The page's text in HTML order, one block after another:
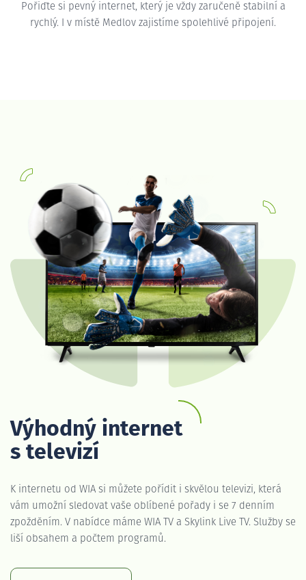
Pořiďte si pevný internet, který je vždy zaručeně stabilní a
rychlý. I v místě Medlov zajistíme spolehlivé připojení.
Výhodný internet
s televizí
K internetu od WIA si můžete pořídit i skvělou televizi, která
vám umožní sledovat vaše oblíbené pořady i se 7 denním
zpožděním. V nabídce máme WIA TV a Skylink Live TV. Služby se
liší obsahem a počtem programů.